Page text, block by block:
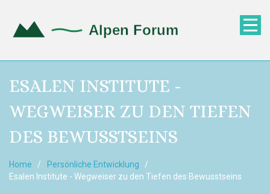
ESALEN INSTITUTE -
WEGWEISER ZU DEN TIEFEN
DES BEWUSSTSEINS
Home
Persönliche Entwicklung
Esalen Institute - Wegweiser zu den Tiefen des Bewusstseins